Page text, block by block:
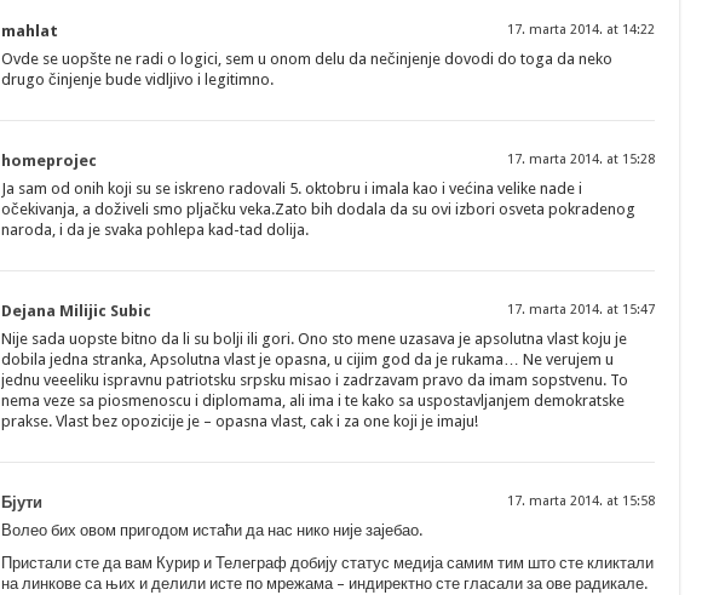
mahlat 17. marta 2014. at 14:22
Ovde se uopšte ne radi o logici, sem u onom delu da nečinjenje dovodi do toga da neko
drugo činjenje bude vidljivo i legitimno.
homeprojec 17. marta 2014. at 15:28
Ja sam od onih koji su se iskreno radovali 5. oktobru i imala kao i većina velike nade i
očekivanja, a doživeli smo pljačku veka.Zato bih dodala da su ovi izbori osveta pokradenog
naroda, i da je svaka pohlepa kad-tad dolija.
Dejana Milijic Subic 17. marta 2014. at 15:47
Nije sada uopste bitno da li su bolji ili gori. Ono sto mene uzasava je apsolutna vlast koju je
dobila jedna stranka, Apsolutna vlast je opasna, u cijim god da je rukama… Ne verujem u
jednu veeeliku ispravnu patriotsku srpsku misao i zadrzavam pravo da imam sopstvenu. To
nema veze sa piosmenoscu i diplomama, ali ima i te kako sa uspostavljanjem demokratske
prakse. Vlast bez opozicije je – opasna vlast, cak i za one koji je imaju!
Бјути 17. marta 2014. at 15:58
Волео бих овом пригодом истаћи да нас нико није зајебао.
Пристали сте да вам Курир и Телеграф добију статус медија самим тим што сте кликтали
на линкове са њих и делили исте по мрежама – индиректно сте гласали за ове радикале.